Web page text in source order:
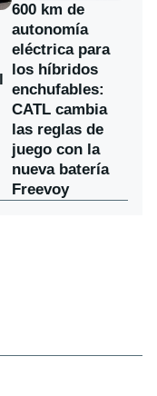
600 km de
autonomía
eléctrica para
los híbridos
enchufables:
CATL cambia
las reglas de
juego con la
nueva batería
Freevoy